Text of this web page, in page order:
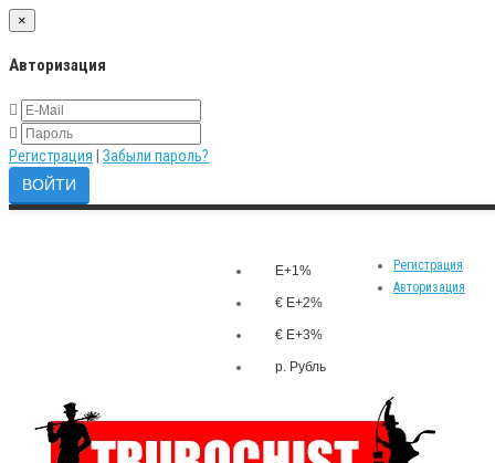
×
Авторизация
Регистрация Забыли пароль?
Регистрация
Авторизация
E+1%
€ E+2%
€ E+3%
р. Рубль